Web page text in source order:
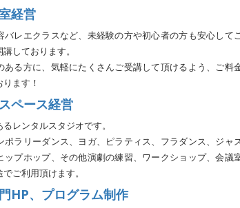
経営
バレエクラスなど、未経験の方や初心者の方も安心して
しております。
ある方に、気軽にたくさんご受講して頂けるよう、ご料
ます！
ペース経営
レンタルスタジオです。
ポラリーダンス、ヨガ、ピラティス、フラダンス、ジャズ
ップホップ、その他演劇の練習、ワークショップ、会議
ご利用頂けます。
HP、プログラム制作